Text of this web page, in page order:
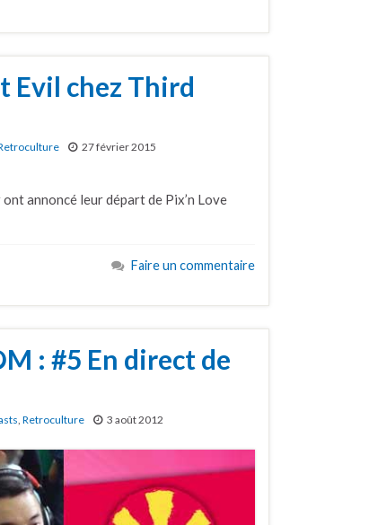
Evil chez Third
27 février 2015
annoncé leur départ de Pix’n Love
Faire un commentaire
: #5 En direct de
, Retroculture 3 août 2012